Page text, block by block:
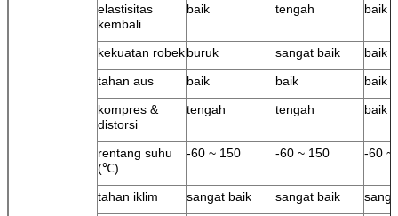
elastisitas
kembali
baik tengah baik
kekuatan robekburuk sangat baik
baik
tahan aus
baik baik
baik
kompres &
distorsi
tengah tengah baik
rentang suhu
(℃)
-60 ~ 150 -60 ~ 150 -60 ~
tahan iklim sangat baik sangat baik